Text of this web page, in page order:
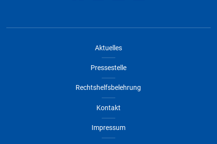
Aktuelles
Pressestelle
Rechtshelfsbelehrung
Kontakt
Impressum